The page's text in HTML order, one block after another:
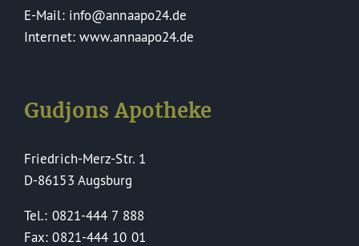
E-Mail: info@annaapo24.de
Internet: www.annaapo24.de
Gudjons Apotheke
Friedrich-Merz-Str. 1
D-86153 Augsburg
Tel.: 0821-444 7 888
Fax: 0821-444 10 01